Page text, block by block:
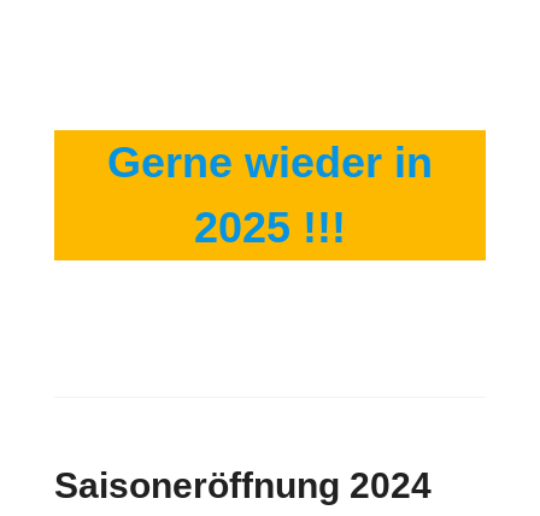
Gerne wieder in
2025 !!!
Saisoneröffnung 2024